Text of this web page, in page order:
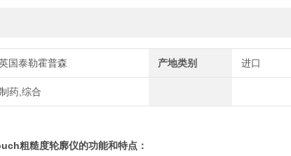
国泰勒霍普森 产地类别 进口
药,综合
粗糙度轮廓仪的功能和特点：